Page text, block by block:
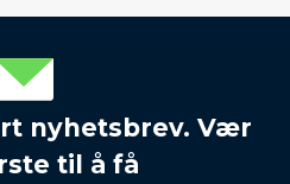
nyhetsbrev. Vær
til å få